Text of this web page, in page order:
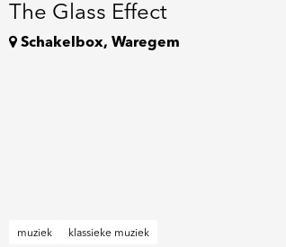
The Glass Effect
Schakelbox, Waregem
muziek klassieke muziek